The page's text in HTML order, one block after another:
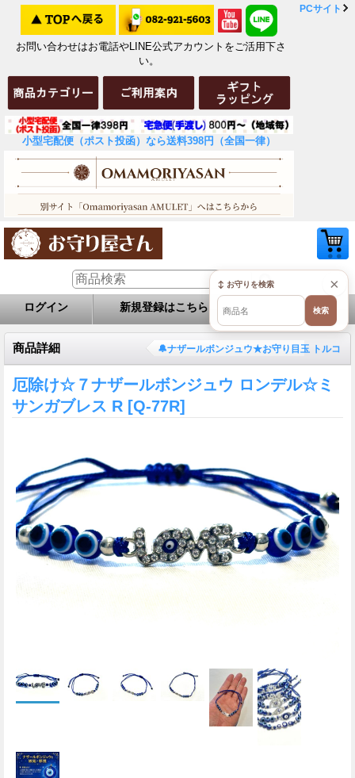
お問い合わせはお電話やLINE公式アカウントをご活用下さ
い。
小型宅配便（ポスト投函）なら送料398円（全国一律）
PCサイト
ログイン 新規登録はこちら お問い合せ
商品詳細 🔔ナザールボンジュウ★お守り目玉 トルコ
厄除け☆７ナザールボンジュウ ロンデル☆ミ
サンガブレス R [Q-77R]
×
↕ お守りを検索
検索